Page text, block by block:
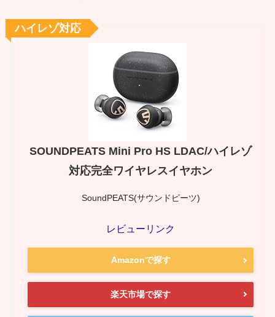
SOUNDPEATS Mini Pro HS LDAC/ハイレゾ
対応完全ワイヤレスイヤホン
SoundPEATS(サウンドピーツ)
レビューリンク
Amazonで探す
楽天市場で探す
ハイレゾ対応